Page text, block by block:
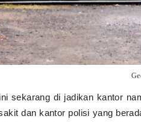
sekarang di jadikan kantor
dan kantor polisi yang